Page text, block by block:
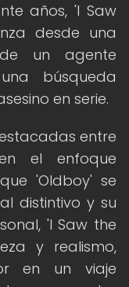
años, 'I Saw
desde una
un agente
búsqueda
en serie.
entre
el enfoque
'Oldboy' se
distintivo y su
'I Saw the
y realismo,
en un viaje